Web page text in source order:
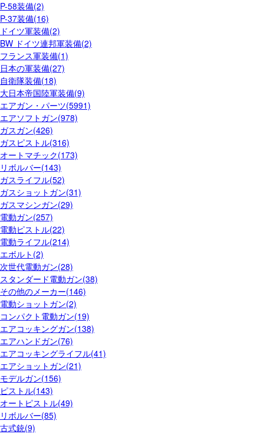
P-58装備(2)
P-37装備(16)
ドイツ軍装備(2)
BW ドイツ連邦軍装備(2)
フランス軍装備(1)
日本の軍装備(27)
自衛隊装備(18)
大日本帝国陸軍装備(9)
エアガン・パーツ(5991)
エアソフトガン(978)
ガスガン(426)
ガスピストル(316)
オートマチック(173)
リボルバー(143)
ガスライフル(52)
ガスショットガン(31)
ガスマシンガン(29)
電動ガン(257)
電動ピストル(22)
電動ライフル(214)
エボルト(2)
次世代電動ガン(28)
スタンダード電動ガン(38)
その他のメーカー(146)
電動ショットガン(2)
コンパクト電動ガン(19)
エアコッキングガン(138)
エアハンドガン(76)
エアコッキングライフル(41)
エアショットガン(21)
モデルガン(156)
ピストル(143)
オートピストル(49)
リボルバー(85)
古式銃(9)